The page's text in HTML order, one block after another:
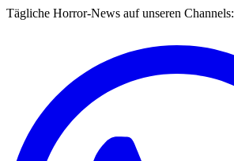
Tägliche Horror-News auf unseren Channels: